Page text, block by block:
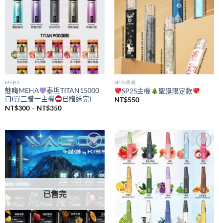
MEHA
魅嗨MEHA
泰坦TITAN15000
口(買三贈一主機
已贈送完)
NT$300 – NT$350價
NT$300
到
NT$350
SP2S推薦
SP2S主機
聖誕限定款
NT$550
Add to
wishlist
已售完
Add to
wishlist